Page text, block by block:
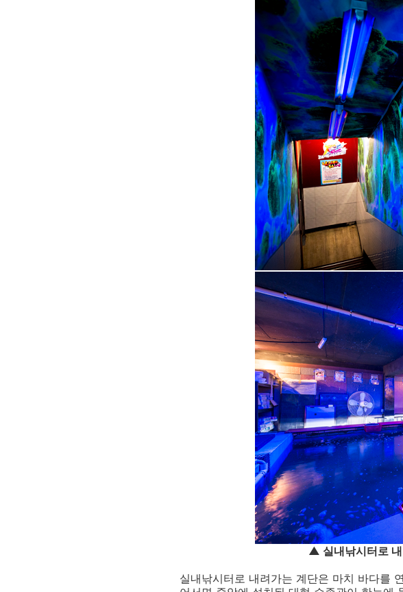
▲ 실내낚시터로
실내낚시터로 내려가는 계단은 마치 바다를